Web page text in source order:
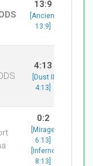
13:9
[Ancient
13:9]
4:13
[Dust II
4:13]
0:2
[Mirage
6:13]
[Inferno
8:13]